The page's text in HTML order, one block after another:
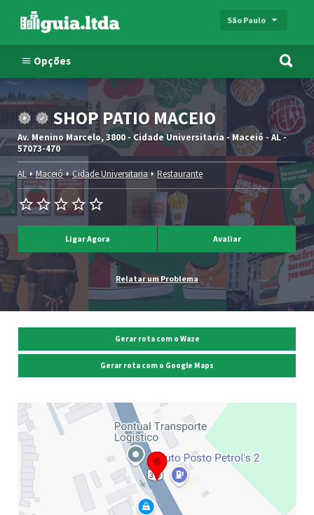
São Paulo
Opções
SHOP PATIO MACEIO
Av. Menino Marcelo, 3800 - Cidade Universitaria - Maceió - AL -
57073-470
AL Maceió Cidade Universitaria Restaurante
Ligar Agora Avaliar
Relatar um Problema
Gerar rota com o Waze
Gerar rota com o Google Maps